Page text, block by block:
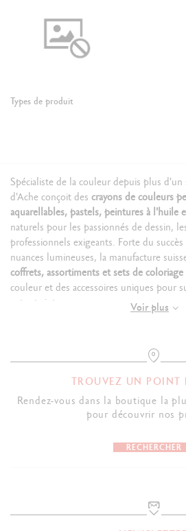
Types de produit
Spécialiste de la couleur depuis plus d'un
d'Ache conçoit des crayons de couleurs
aquarellables, pastels, peintures à l'huile
naturels pour les passionnés de dessin,
professionnels exigeants. Forte du
nuances lumineuses, la manufacture
coffrets, assortiments et sets de coloriage
couleur et des accessoires uniques pour
votre peinture.
Des assortiments de crayons de
aux multiples nuances
signés Caran
cèdre de premier choix certifié FSC™,
instrument idéal pour les artistes,
crayon Pablo™** est, lui aussi, un
Voir plus
TROUVEZ UN POINT
Rendez-vous dans la boutique la
pour découvrir nos
RECHERCHER